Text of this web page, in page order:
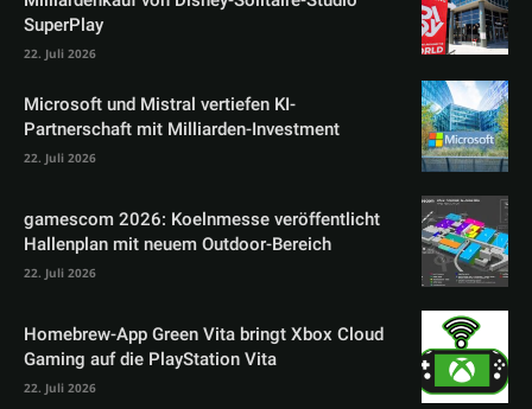
SuperPlay
22. Juli 2026
Microsoft und Mistral vertiefen KI-
Partnerschaft mit Milliarden-Investment
22. Juli 2026
gamescom 2026: Koelnmesse veröffentlicht
Hallenplan mit neuem Outdoor-Bereich
22. Juli 2026
Homebrew-App Green Vita bringt Xbox Cloud
Gaming auf die PlayStation Vita
22. Juli 2026